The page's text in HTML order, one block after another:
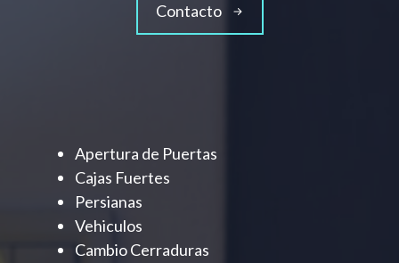
Contacto
Apertura de Puertas
Cajas Fuertes
Persianas
Vehiculos
Cambio Cerraduras